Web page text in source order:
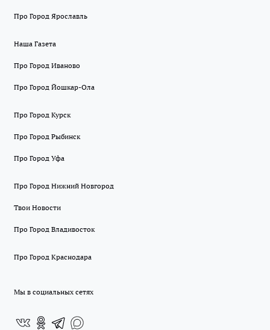
Про Город Ярославль
Наша Газета
Про Город Иваново
Про Город Йошкар-Ола
Про Город Курск
Про Город Рыбинск
Про Город Уфа
Про Город Нижний Новгород
Твои Новости
Про Город Владивосток
Про Город Краснодара
Мы в социальных сетях